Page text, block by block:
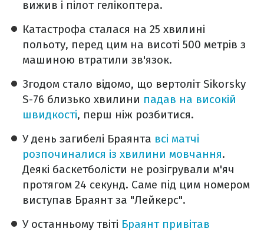
вижив і пілот гелікоптера.
Катастрофа сталася на 25 хвилині
польоту, перед цим на висоті 500 метрів з
машиною втратили зв'язок.
Згодом стало відомо, що вертоліт Sikorsky
S-76 близько хвилини падав на високій
швидкості, перш ніж розбитися.
У день загибелі Браянта всі матчі
розпочиналися із хвилини мовчання.
Деякі баскетболісти не розігрували м'яч
протягом 24 секунд. Саме під цим номером
виступав Браянт за "Лейкерс".
У останньому твіті Браянт привітав